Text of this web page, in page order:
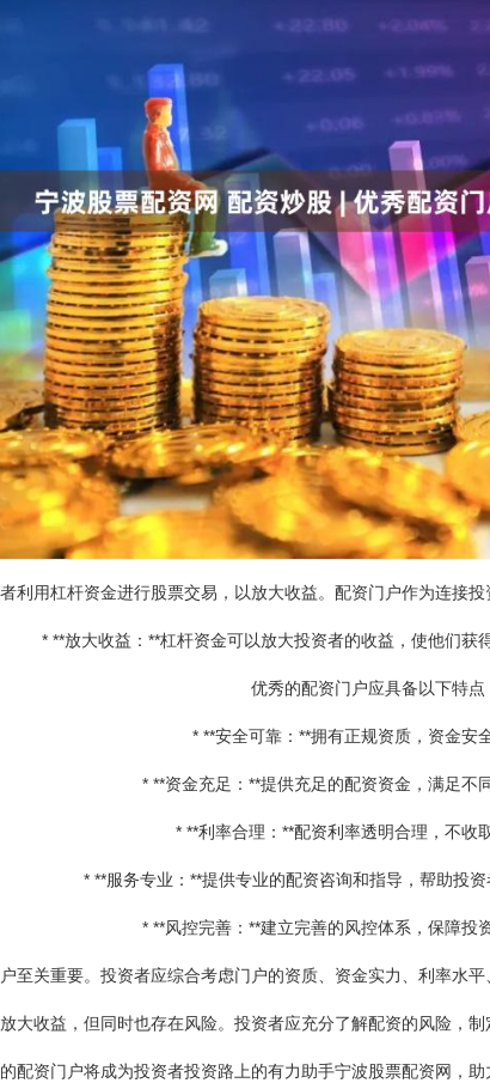
利用杠杆资金进行股票交易，以放大收益。配资门户作为连接
* **放大收益：**杠杆资金可以放大投资者的收益，使他们获
优秀的配资门户应具备以下特点
* **安全可靠：**拥有正规资质，资金安
* **资金充足：**提供充足的配资资金，满足不
* **利率合理：**配资利率透明合理，不收
* **服务专业：**提供专业的配资咨询和指导，帮助投资
* **风控完善：**建立完善的风控体系，保障投
至关重要。投资者应综合考虑门户的资质、资金实力、利率水
大收益，但同时也存在风险。投资者应充分了解配资的风险，
配资门户将成为投资者投资路上的有力助手宁波股票配资网，助